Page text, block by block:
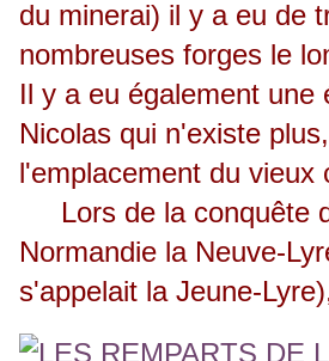
du minerai) il y a eu de
nombreuses forges le
Il y a eu également une
Nicolas qui n'existe
l'emplacement du vieux
Lors de la conquête
Normandie la Neuve-
s'appelait la Jeune-